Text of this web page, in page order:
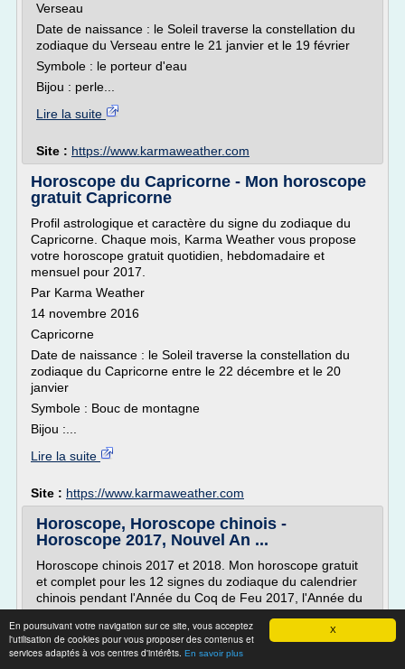
X
En poursuivant votre navigation sur ce site, vous acceptez
l'utilisation de cookies pour vous proposer des contenus et
services adaptés à vos centres d'intérêts. En savoir plus
Verseau
Date de naissance : le Soleil traverse la constellation du
zodiaque du Verseau entre le 21 janvier et le 19 février
Symbole : le porteur d'eau
Bijou : perle...
Lire la suite
Site : https://www.karmaweather.com
Horoscope du Capricorne - Mon horoscope
gratuit Capricorne
Profil astrologique et caractère du signe du zodiaque du
Capricorne. Chaque mois, Karma Weather vous propose
votre horoscope gratuit quotidien, hebdomadaire et
mensuel pour 2017.
Par Karma Weather
14 novembre 2016
Capricorne
Date de naissance : le Soleil traverse la constellation du
zodiaque du Capricorne entre le 22 décembre et le 20
janvier
Symbole : Bouc de montagne
Bijou :...
Lire la suite
Site : https://www.karmaweather.com
Horoscope, Horoscope chinois -
Horoscope 2017, Nouvel An ...
Horoscope chinois 2017 et 2018. Mon horoscope gratuit
et complet pour les 12 signes du zodiaque du calendrier
chinois pendant l'Année du Coq de Feu 2017, l'Année du
Chien de Terre 2018 et pour le Nouvel An chinois 2018,
2019 et 2020.
Calculer mon signe chinois